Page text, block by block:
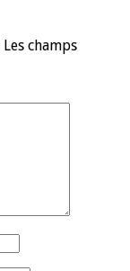
Les champs